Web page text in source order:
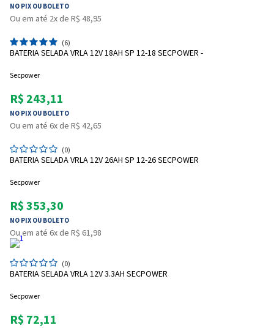
NO PIX OU BOLETO
Ou em até 2x de R$ 48,95
(6)
BATERIA SELADA VRLA 12V 18AH SP 12-18 SECPOWER -
Secpower
R$ 243,11
NO PIX OU BOLETO
Ou em até 6x de R$ 42,65
(0)
BATERIA SELADA VRLA 12V 26AH SP 12-26 SECPOWER
Secpower
R$ 353,30
NO PIX OU BOLETO
Ou em até 6x de R$ 61,98
(0)
BATERIA SELADA VRLA 12V 3.3AH SECPOWER
Secpower
R$ 72,11